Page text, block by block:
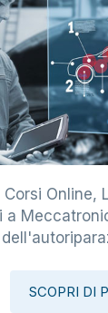
Online,
a
SCOPRI DI